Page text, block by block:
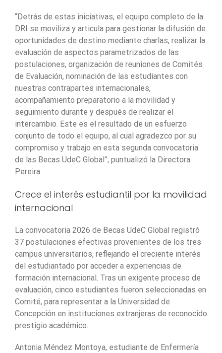
“Detrás de estas iniciativas, el equipo completo de la
DRI se moviliza y articula para gestionar la difusión de
oportunidades de destino mediante charlas, realizar la
evaluación de aspectos parametrizados de las
postulaciones, organización de reuniones de Comités
de Evaluación, nominación de las estudiantes con
nuestras contrapartes internacionales,
acompañamiento preparatorio a la movilidad y
seguimiento durante y después de realizar el
intercambio. Este es el resultado de un esfuerzo
conjunto de todo el equipo, al cual agradezco por su
compromiso y trabajo en esta segunda convocatoria
de las Becas UdeC Global”, puntualizó la Directora
Pereira.
Crece el interés estudiantil por la movilidad
internacional
La convocatoria 2026 de Becas UdeC Global registró
37 postulaciones efectivas provenientes de los tres
campus universitarios, reflejando el creciente interés
del estudiantado por acceder a experiencias de
formación internacional. Tras un exigente proceso de
evaluación, cinco estudiantes fueron seleccionadas en
Comité, para representar a la Universidad de
Concepción en instituciones extranjeras de reconocido
prestigio académico.
Antonia Méndez Montoya, estudiante de Enfermería